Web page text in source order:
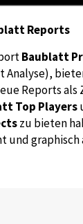
Reports
Baublatt
Analyse),
Reports als
Top Players
zu bieten
und